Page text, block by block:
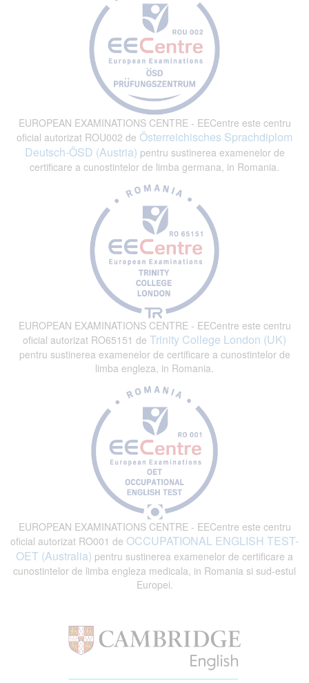
EUROPEAN EXAMINATIONS CENTRE - EECentre este centru
oficial autorizat ROU002 de Österreichisches Sprachdiplom
Deutsch-ÖSD (Austria) pentru sustinerea examenelor de
certificare a cunostintelor de limba germana, in Romania.
EUROPEAN EXAMINATIONS CENTRE - EECentre este centru
oficial autorizat RO65151 de Trinity College London (UK)
pentru sustinerea examenelor de certificare a cunostintelor de
limba engleza, in Romania.
EUROPEAN EXAMINATIONS CENTRE - EECentre este centru
oficial autorizat RO001 de OCCUPATIONAL ENGLISH TEST-
OET (Australia) pentru sustinerea examenelor de certificare a
cunostintelor de limba engleza medicala, in Romania si sud-estul
Europei.